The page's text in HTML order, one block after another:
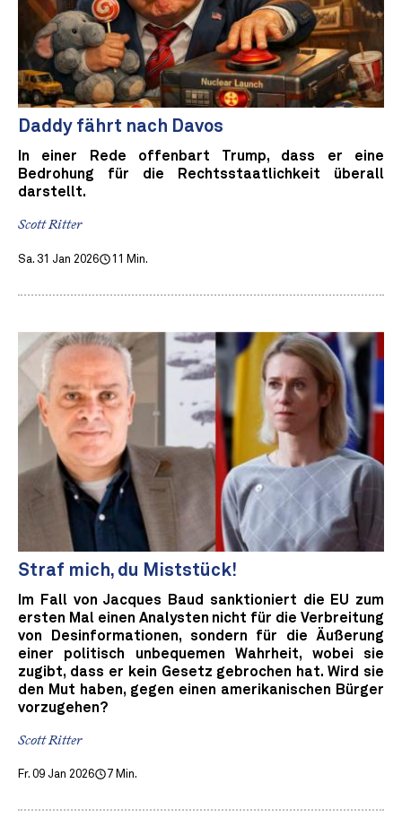
Daddy fährt nach Davos
In einer Rede offenbart Trump, dass er eine
Bedrohung für die Rechtsstaatlichkeit überall
darstellt.
Scott Ritter
Sa. 31 Jan 2026 11 Min.
Straf mich, du Miststück!
Im Fall von Jacques Baud sanktioniert die EU zum
ersten Mal einen Analysten nicht für die Verbreitung
von Desinformationen, sondern für die Äußerung
einer politisch unbequemen Wahrheit, wobei sie
zugibt, dass er kein Gesetz gebrochen hat. Wird sie
den Mut haben, gegen einen amerikanischen Bürger
vorzugehen?
Scott Ritter
Fr. 09 Jan 2026 7 Min.